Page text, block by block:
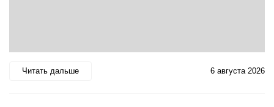
Читать дальше 6 августа 2026